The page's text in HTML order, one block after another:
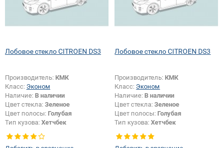
Лобовое стекло CITROEN DS3
Производитель: КМК
Класс: Эконом
Наличие: В наличии
Цвет стекла: Зеленое
Цвет полосы: Голубая
Тип кузова: Хетчбек
Лобовое стекло CITROEN DS3
Производитель: КМК
Класс: Эконом
Наличие: В наличии
Цвет стекла:Зеленое
Цвет полосы: Голубая
Тип кузова:Хетчбек